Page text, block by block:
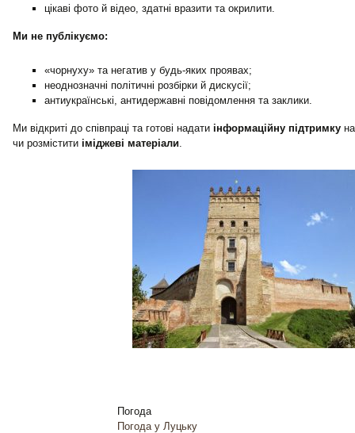
цікаві фото й відео, здатні вразити та окрилити.
Ми не публікуємо:
«чорнуху» та негатив у будь-яких проявах;
неоднозначні політичні розбірки й дискусії;
антиукраїнські, антидержавні повідомлення та заклики.
Ми відкриті до співпраці та готові надати інформаційну підтримку
чи розмістити іміджеві матеріали.
Погода
Погода у Луцьку